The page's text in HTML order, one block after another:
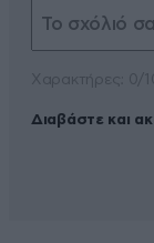
Διαβάστε και